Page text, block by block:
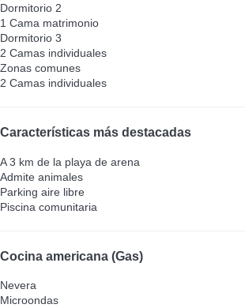
Dormitorio 2
1 Cama matrimonio
Dormitorio 3
2 Camas individuales
Zonas comunes
2 Camas individuales
Características más destacadas
A 3 km de la playa de arena
Admite animales
Parking aire libre
Piscina comunitaria
Cocina americana (Gas)
Nevera
Microondas